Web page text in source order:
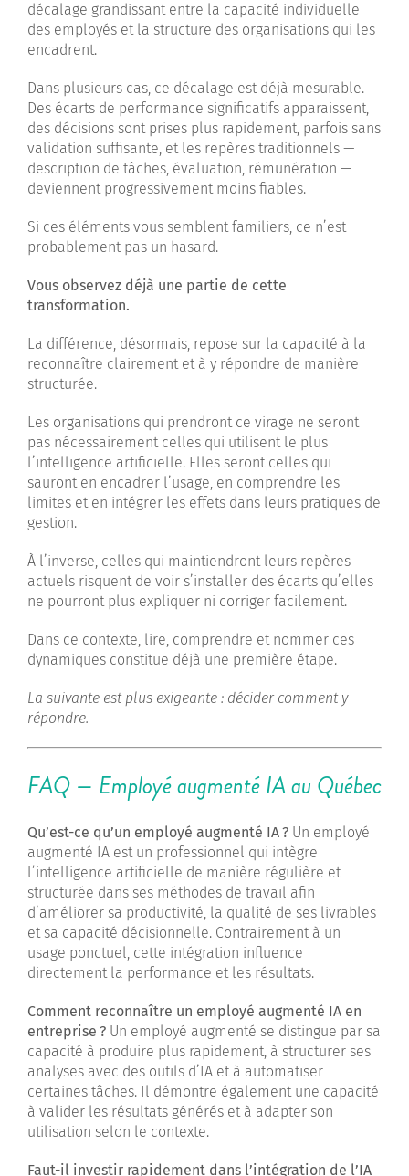
décalage grandissant entre la capacité individuelle
des employés et la structure des organisations qui les
encadrent.
Dans plusieurs cas, ce décalage est déjà mesurable.
Des écarts de performance significatifs apparaissent,
des décisions sont prises plus rapidement, parfois sans
validation suffisante, et les repères traditionnels —
description de tâches, évaluation, rémunération —
deviennent progressivement moins fiables.
Si ces éléments vous semblent familiers, ce n’est
probablement pas un hasard.
Vous observez déjà une partie de cette
transformation.
La différence, désormais, repose sur la capacité à la
reconnaître clairement et à y répondre de manière
structurée.
Les organisations qui prendront ce virage ne seront
pas nécessairement celles qui utilisent le plus
l’intelligence artificielle. Elles seront celles qui
sauront en encadrer l’usage, en comprendre les
limites et en intégrer les effets dans leurs pratiques de
gestion.
À l’inverse, celles qui maintiendront leurs repères
actuels risquent de voir s’installer des écarts qu’elles
ne pourront plus expliquer ni corriger facilement.
Dans ce contexte, lire, comprendre et nommer ces
dynamiques constitue déjà une première étape.
La suivante est plus exigeante : décider comment y
répondre.
FAQ — Employé augmenté IA au Québec
Qu’est-ce qu’un employé augmenté IA ? Un employé
augmenté IA est un professionnel qui intègre
l’intelligence artificielle de manière régulière et
structurée dans ses méthodes de travail afin
d’améliorer sa productivité, la qualité de ses livrables
et sa capacité décisionnelle. Contrairement à un
usage ponctuel, cette intégration influence
directement la performance et les résultats.
Comment reconnaître un employé augmenté IA en
entreprise ? Un employé augmenté se distingue par sa
capacité à produire plus rapidement, à structurer ses
analyses avec des outils d’IA et à automatiser
certaines tâches. Il démontre également une capacité
à valider les résultats générés et à adapter son
utilisation selon le contexte.
Faut-il investir rapidement dans l’intégration de l’IA